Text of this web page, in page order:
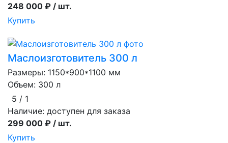
248 000 ₽ / шт.
Купить
Маслоизготовитель 300 л
Размеры: 1150*900*1100 мм
Объем: 300 л
5 / 1
Наличие: доступен для заказа
299 000 ₽ / шт.
Купить